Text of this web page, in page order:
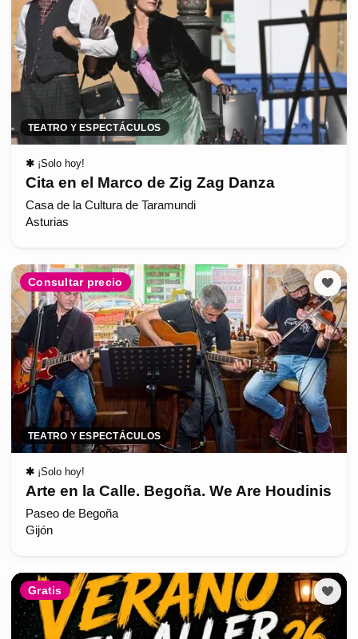
TEATRO Y ESPECTÁCULOS
✱ ¡Solo hoy!
Cita en el Marco de Zig Zag Danza
Casa de la Cultura de Taramundi
Asturias
Consultar precio
TEATRO Y ESPECTÁCULOS
✱ ¡Solo hoy!
Arte en la Calle. Begoña. We Are Houdinis
Paseo de Begoña
Gijón
Gratis